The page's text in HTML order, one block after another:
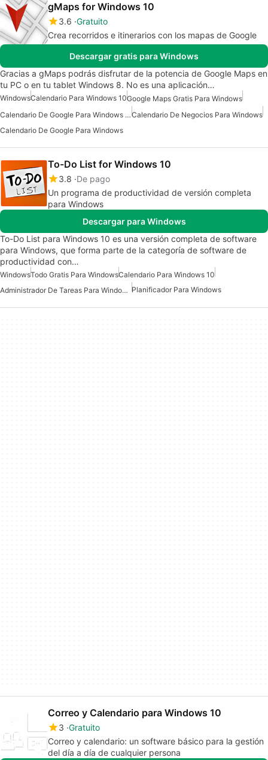
gMaps for Windows 10
3.6 Gratuito
Crea recorridos e itinerarios con los mapas de Google
Descargar gratis para Windows
Gracias a gMaps podrás disfrutar de la potencia de Google Maps en
tu PC o en tu tablet Windows 8. No es una aplicación…
WindowsCalendario Para Windows 10Google Maps Gratis Para Windows
Calendario De Google Para Windows GratisCalendario De Negocios Para Windows
Calendario De Google Para Windows
To-Do List for Windows 10
3.8 De pago
Un programa de productividad de versión completa
para Windows
Descargar para Windows
To-Do List para Windows 10 es una versión completa de software
para Windows, que forma parte de la categoría de software de
productividad con…
WindowsTodo Gratis Para WindowsCalendario Para Windows 10
Administrador De Tareas Para Windows 10 Planificador Para Windows
Correo y Calendario para Windows 10
3 Gratuito
Correo y calendario: un software básico para la gestión
del día a día de cualquier persona